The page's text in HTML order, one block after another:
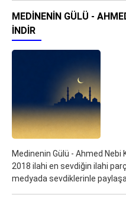
MEDINENIN GÜLÜ -
İNDIR
Medinenin Gülü - Ahmed
2018 ilahi en sevdiğin ilahi
medyada sevdiklerinle